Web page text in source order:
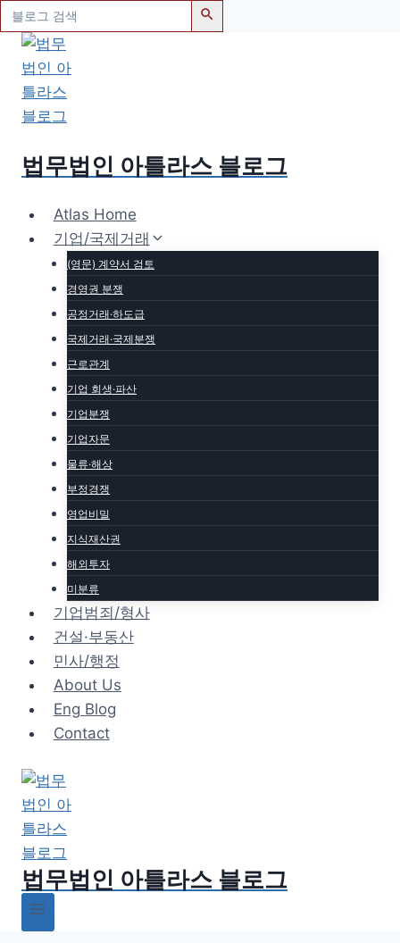
검
색:
Skip
content
법무법인 아틀라스 블로그
Atlas Home
기업/국제거래
(영문) 계약서 검토
경영권 분쟁
공정거래·하도급
국제거래·국제분쟁
근로관계
기업 회생·파산
기업분쟁
기업자문
물류·해상
부정경쟁
영업비밀
지식재산권
해외투자
미분류
기업범죄/형사
건설·부동산
민사/행정
About Us
Eng Blog
Contact
법무법인 아틀라스 블로그